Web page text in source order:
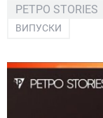
РЕТРО STORIES
ВИПУСКИ